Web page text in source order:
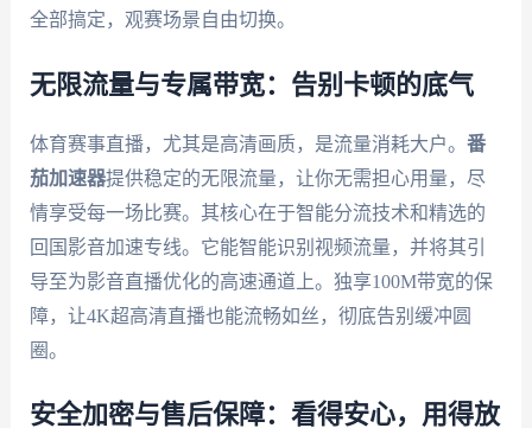
全部搞定，观赛场景自由切换。
无限流量与专属带宽：告别卡顿的底气
体育赛事直播，尤其是高清画质，是流量消耗大户。 番
茄加速器提供稳定的无限流量，让你无需担心用量，尽
情享受每一场比赛。其核心在于智能分流技术和精选的
回国影音加速专线。它能智能识别视频流量，并将其引
导至为影音直播优化的高速通道上。独享100M带宽的保
障，让4K超高清直播也能流畅如丝，彻底告别缓冲圆
圈。
安全加密与售后保障：看得安心，用得放